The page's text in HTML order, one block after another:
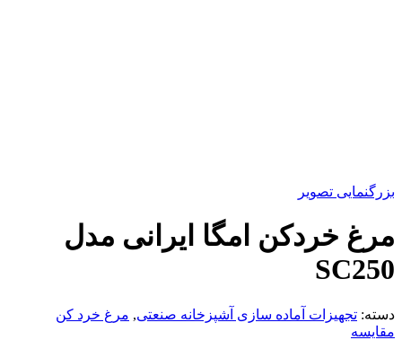
بزرگنمایی تصویر
مرغ خردکن امگا ایرانی مدل
SC250
دسته: تجهیزات آماده سازی آشپزخانه صنعتی, مرغ خرد کن
مقایسه